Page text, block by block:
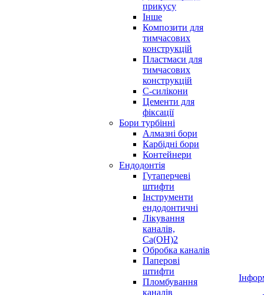
прикусу
Інше
Композити для
тимчасових
конструкцій
Пластмаси для
тимчасових
конструкцій
С-силікони
Цементи для
фіксації
Бори турбінні
Алмазні бори
Карбідні бори
Контейнери
Ендодонтія
Гутаперчеві
штифти
Інструменти
ендодонтичні
Лікування
каналів,
Ca(OH)2
Обробка каналів
Паперові
штифти
Пломбування
каналів